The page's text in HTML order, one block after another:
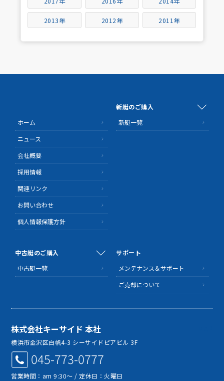
2013年 2012年 2011年
ホーム
ニュース
会社概要
採用情報
関連リンク
お問い合わせ
個人情報保護方針
新艇のご購入
新艇一覧
中古艇のご購入
中古艇一覧
サポート
メンテナンス＆サポート
ご売却について
株式会社キーサイド 本社
横浜市金沢区白帆4-3 シーサイドピアビル 3F
045-773-0777
営業時間：am 9:30～ / 定休日：火曜日